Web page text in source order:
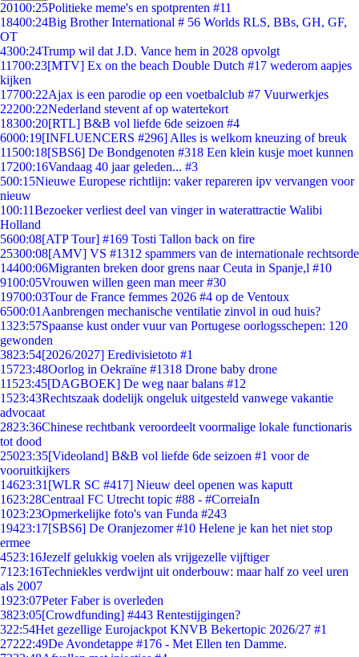
20100:25Politieke meme's en spotprenten #11
18400:24Big Brother International # 56 Worlds RLS, BBs, GH, GF,
OT
4300:24Trump wil dat J.D. Vance hem in 2028 opvolgt
11700:23[MTV] Ex on the beach Double Dutch #17 wederom aapjes
kijken
17700:22Ajax is een parodie op een voetbalclub #7 Vuurwerkjes
22200:22Nederland stevent af op watertekort
18300:20[RTL] B&B vol liefde 6de seizoen #4
6000:19[INFLUENCERS #296] Alles is welkom kneuzing of breuk
11500:18[SBS6] De Bondgenoten #318 Een klein kusje moet kunnen
17200:16Vandaag 40 jaar geleden... #3
500:15Nieuwe Europese richtlijn: vaker repareren ipv vervangen voor
nieuw
100:11Bezoeker verliest deel van vinger in waterattractie Walibi
Holland
5600:08[ATP Tour] #169 Tosti Tallon back on fire
25300:08[AMV] VS #1312 spammers van de internationale rechtsorde
14400:06Migranten breken door grens naar Ceuta in Spanje,l #10
9100:05Vrouwen willen geen man meer #30
19700:03Tour de France femmes 2026 #4 op de Ventoux
6500:01 Aanbrengen mechanische ventilatie zinvol in oud huis?
1323:57Spaanse kust onder vuur van Portugese oorlogsschepen: 120
gewonden
3823:54[2026/2027] Eredivisietoto #1
15723:48Oorlog in Oekraïne #1318 Drone baby drone
11523:45[DAGBOEK] De weg naar balans #12
1523:43Rechtszaak dodelijk ongeluk uitgesteld vanwege vakantie
advocaat
2823:36Chinese rechtbank veroordeelt voormalige lokale functionaris
tot dood
25023:35[Videoland] B&B vol liefde 6de seizoen #1 voor de
vooruitkijkers
14623:31 [WLR SC #417] Nieuw deel openen was kaputt
1623:28Centraal FC Utrecht topic #88 - #CorreiaIn
1023:23Opmerkelijke foto's van Funda #243
19423:17[SBS6] De Oranjezomer #10 Helene je kan het niet stop
ermee
4523:16Jezelf gelukkig voelen als vrijgezelle vijftiger
71 23:16Techniekles verdwijnt uit onderbouw: maar half zo veel uren
als 2007
1923:07Peter Faber is overleden
3823:05[Crowdfunding] #443 Rentestijgingen?
322:54Het gezellige Eurojackpot KNVB Bekertopic 2026/27 #1
27222:49De Avondetappe #176 - Met Ellen ten Damme.